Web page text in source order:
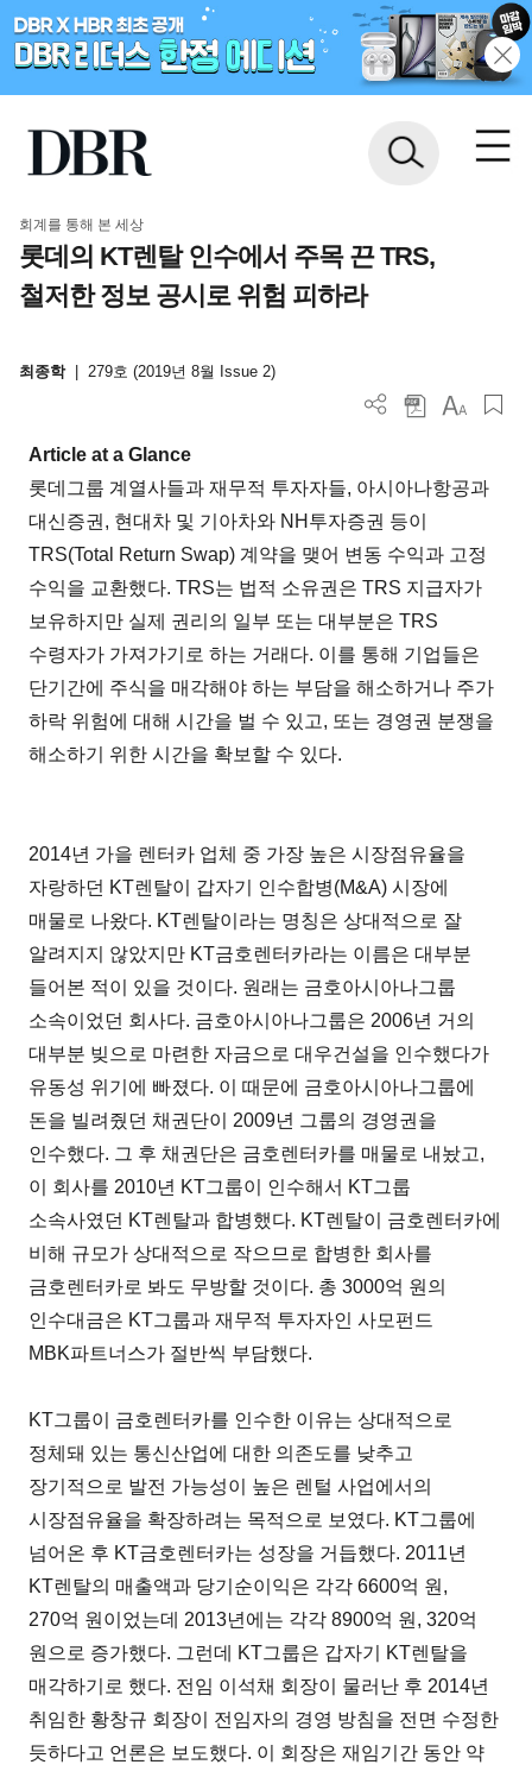
회계를 통해 본 세상
롯데의 KT렌탈 인수에서 주목 끈 TRS,
철저한 정보 공시로 위험 피하라
최종학 279호 (2019년 8월 Issue 2)
Article at a Glance
롯데그룹 계열사들과 재무적 투자자들, 아시아나항공과
대신증권, 현대차 및 기아차와 NH투자증권 등이
TRS(Total Return Swap) 계약을 맺어 변동 수익과 고정
수익을 교환했다. TRS는 법적 소유권은 TRS 지급자가
보유하지만 실제 권리의 일부 또는 대부분은 TRS
수령자가 가져가기로 하는 거래다. 이를 통해 기업들은
단기간에 주식을 매각해야 하는 부담을 해소하거나 주가
하락 위험에 대해 시간을 벌 수 있고, 또는 경영권 분쟁을
해소하기 위한 시간을 확보할 수 있다.
2014년 가을 렌터카 업체 중 가장 높은 시장점유율을
자랑하던 KT렌탈이 갑자기 인수합병(M&A) 시장에
매물로 나왔다. KT렌탈이라는 명칭은 상대적으로 잘
알려지지 않았지만 KT금호렌터카라는 이름은 대부분
들어본 적이 있을 것이다. 원래는 금호아시아나그룹
소속이었던 회사다. 금호아시아나그룹은 2006년 거의
대부분 빚으로 마련한 자금으로 대우건설을 인수했다가
유동성 위기에 빠졌다. 이 때문에 금호아시아나그룹에
돈을 빌려줬던 채권단이 2009년 그룹의 경영권을
인수했다. 그 후 채권단은 금호렌터카를 매물로 내놨고,
이 회사를 2010년 KT그룹이 인수해서 KT그룹
소속사였던 KT렌탈과 합병했다. KT렌탈이 금호렌터카에
비해 규모가 상대적으로 작으므로 합병한 회사를
금호렌터카로 봐도 무방할 것이다. 총 3000억 원의
인수대금은 KT그룹과 재무적 투자자인 사모펀드
MBK파트너스가 절반씩 부담했다.
KT그룹이 금호렌터카를 인수한 이유는 상대적으로
정체돼 있는 통신산업에 대한 의존도를 낮추고
장기적으로 발전 가능성이 높은 렌털 사업에서의
시장점유율을 확장하려는 목적으로 보였다. KT그룹에
넘어온 후 KT금호렌터카는 성장을 거듭했다. 2011년
KT렌탈의 매출액과 당기순이익은 각각 6600억 원,
270억 원이었는데 2013년에는 각각 8900억 원, 320억
원으로 증가했다. 그런데 KT그룹은 갑자기 KT렌탈을
매각하기로 했다. 전임 이석채 회장이 물러난 후 2014년
취임한 황창규 회장이 전임자의 경영 방침을 전면 수정한
듯하다고 언론은 보도했다. 이 회장은 재임기간 동안 약